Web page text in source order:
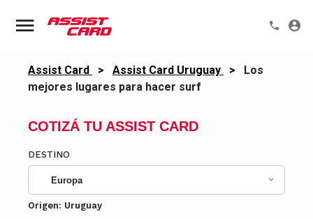
Assist Card > Assist Card Uruguay >
Los
mejores lugares para hacer surf
COTIZÁ TU ASSIST CARD
DESTINO
Europa
Origen: Uruguay